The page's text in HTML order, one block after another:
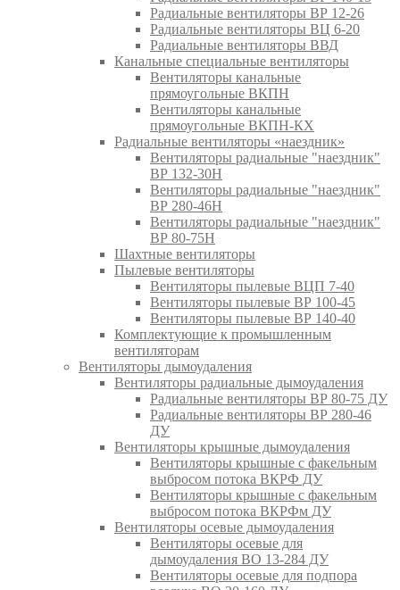
Радиальные вентиляторы ВР 12-26
Радиальные вентиляторы ВЦ 6-20
Радиальные вентиляторы ВВД
Канальные специальные вентиляторы
Вентиляторы канальные
прямоугольные ВКПН
Вентиляторы канальные
прямоугольные ВКПН-КХ
Радиальные вентиляторы «наездник»
Вентиляторы радиальные "наездник"
ВР 132-30Н
Вентиляторы радиальные "наездник"
ВР 280-46Н
Вентиляторы радиальные "наездник"
ВР 80-75Н
Шахтные вентиляторы
Пылевые вентиляторы
Вентиляторы пылевые ВЦП 7-40
Вентиляторы пылевые ВР 100-45
Вентиляторы пылевые ВР 140-40
Комплектующие к промышленным
вентиляторам
Вентиляторы дымоудаления
Вентиляторы радиальные дымоудаления
Радиальные вентиляторы ВР 80-75 ДУ
Радиальные вентиляторы ВР 280-46
ДУ
Вентиляторы крышные дымоудаления
Вентиляторы крышные с факельным
выбросом потока ВКРФ ДУ
Вентиляторы крышные с факельным
выбросом потока ВКРФм ДУ
Вентиляторы осевые дымоудаления
Вентиляторы осевые для
дымоудаления ВО 13-284 ДУ
Вентиляторы осевые для подпора